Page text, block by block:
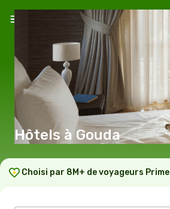
Hôtels à Gouda
Choisi par 8M+ de voyageurs Prime